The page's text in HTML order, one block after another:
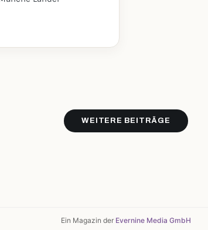
WEITERE BEITRÄGE
Ein Magazin der Evernine Media GmbH